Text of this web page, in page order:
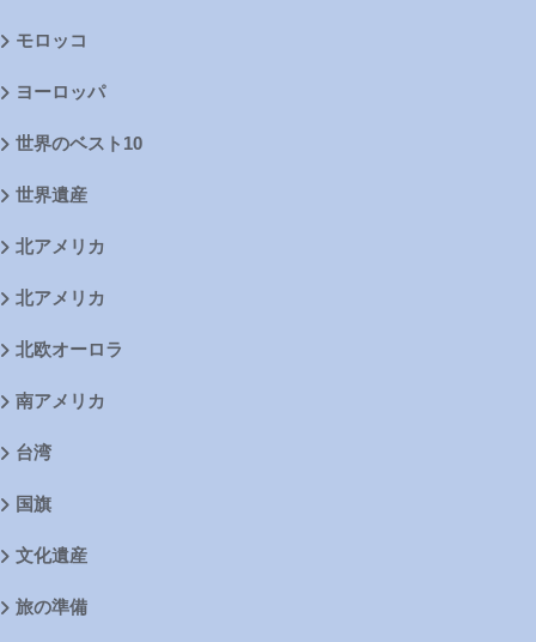
モロッコ
ヨーロッパ
世界のベスト10
世界遺産
北アメリカ
北アメリカ
北欧オーロラ
南アメリカ
台湾
国旗
文化遺産
旅の準備